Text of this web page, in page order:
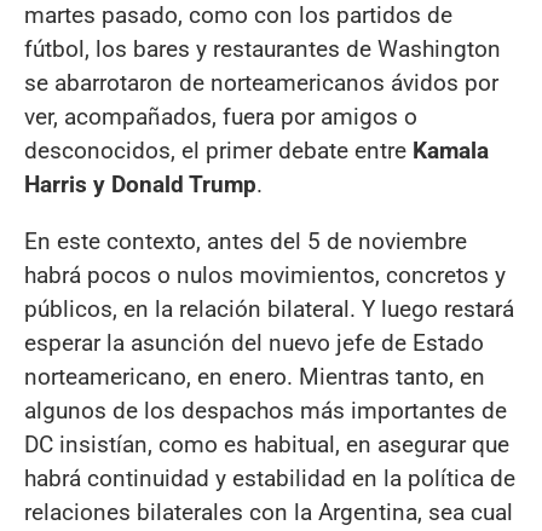
martes pasado, como con los partidos de
fútbol, los bares y restaurantes de Washington
se abarrotaron de norteamericanos ávidos por
ver, acompañados, fuera por amigos o
desconocidos, el primer debate entre Kamala
Harris y Donald Trump.
En este contexto, antes del 5 de noviembre
habrá pocos o nulos movimientos, concretos y
públicos, en la relación bilateral. Y luego restará
esperar la asunción del nuevo jefe de Estado
norteamericano, en enero. Mientras tanto, en
algunos de los despachos más importantes de
DC insistían, como es habitual, en asegurar que
habrá continuidad y estabilidad en la política de
relaciones bilaterales con la Argentina, sea cual